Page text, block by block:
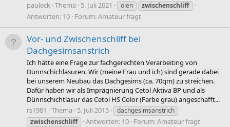
pauleck Thema 5. Juli 2021 ölen zwischenschliff
Antworten: 10 Forum:Amateur fragt
Vor- und Zwischenschliff bei
Dachgesimsanstrich
Ich hätte eine Frage zur fachgerechten Verarbeiting von
Dünnschichlasuren. Wir (meine Frau und ich) sind gerade dabei
bei unserem Neubau das Dachgesims (ca. 70qm) zu streichen.
Dafür haben wir als Imprägnierung Cetol Aktiva BP und als
Dünnschichtlasur das Cetol HS Color (Farbe grau) angeschafft...
rs1981
Thema 5. Juli 2015
dachgesimsanstrich
zwischenschliff
Antworten: 10 Forum:Amateur fragt